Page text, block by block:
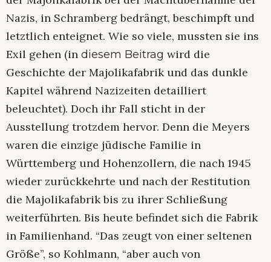
Nazis, in Schramberg bedrängt, beschimpft und
letztlich enteignet. Wie so viele, mussten sie ins
Exil gehen (in diesem Beitrag wird die
Geschichte der Majolikafabrik und das dunkle
Kapitel während Nazizeiten detailliert
beleuchtet). Doch ihr Fall sticht in der
Ausstellung trotzdem hervor. Denn die Meyers
waren die einzige jüdische Familie in
Württemberg und Hohenzollern, die nach 1945
wieder zurückkehrte und nach der Restitution
die Majolikafabrik bis zu ihrer Schließung
weiterführten. Bis heute befindet sich die Fabrik
in Familienhand. “Das zeugt von einer seltenen
Größe”, so Kohlmann, “aber auch von